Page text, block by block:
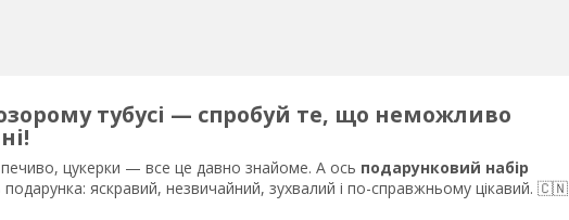
тубусі — спробуй те, що неможливо
цукерки — все це давно знайоме. А ось подарунковий набір
подарунка: яскравий, незвичайний, зухвалий і по-справжньому цікавий. 🇨🇳